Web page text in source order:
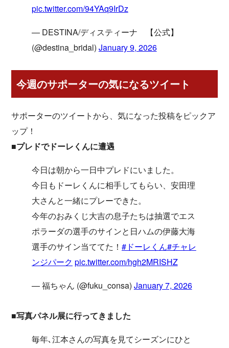
pic.twitter.com/94YAq9IrDz
— DESTINA/ディスティーナ 【公式】
(@destina_bridal) January 9, 2026
今週のサポーターの気になるツイート
サポーターのツイートから、気になった投稿をピックア
ップ！
■プレドでドーレくんに遭遇
今日は朝から一日中プレドにいました。
今日もドーレくんに相手してもらい、安田理
大さんと一緒にプレーできた。
今年のおみくじ大吉の息子たちは抽選でエス
ポラーダの選手のサインと日ハムの伊藤大海
選手のサイン当ててた！ #ドーレくん#チャレ
ンジパーク pic.twitter.com/hgh2MRISHZ
— 福ちゃん (@fuku_consa) January 7, 2026
■写真パネル展に行ってきました
毎年､江本さんの写真を見てシーズンにひと